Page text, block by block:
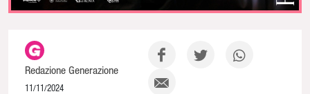
Redazione Generazione
11/11/2024